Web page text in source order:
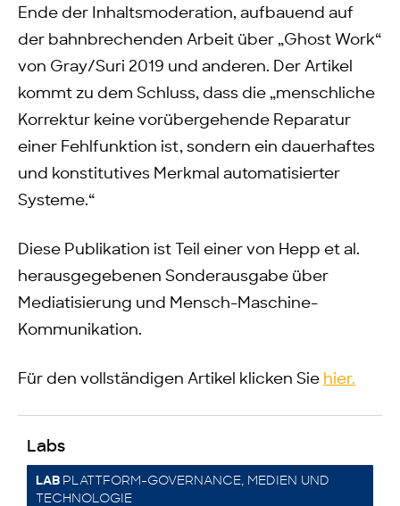
Ende der Inhaltsmoderation, aufbauend auf
der bahnbrechenden Arbeit über „Ghost Work“
von Gray/Suri 2019 und anderen. Der Artikel
kommt zu dem Schluss, dass die „menschliche
Korrektur keine vorübergehende Reparatur
einer Fehlfunktion ist, sondern ein dauerhaftes
und konstitutives Merkmal automatisierter
Systeme.“
Diese Publikation ist Teil einer von Hepp et al.
herausgegebenen Sonderausgabe über
Mediatisierung und Mensch-Maschine-
Kommunikation.
Für den vollständigen Artikel klicken Sie hier.
Labs
LAB PLATTFORM-GOVERNANCE, MEDIEN UND
TECHNOLOGIE